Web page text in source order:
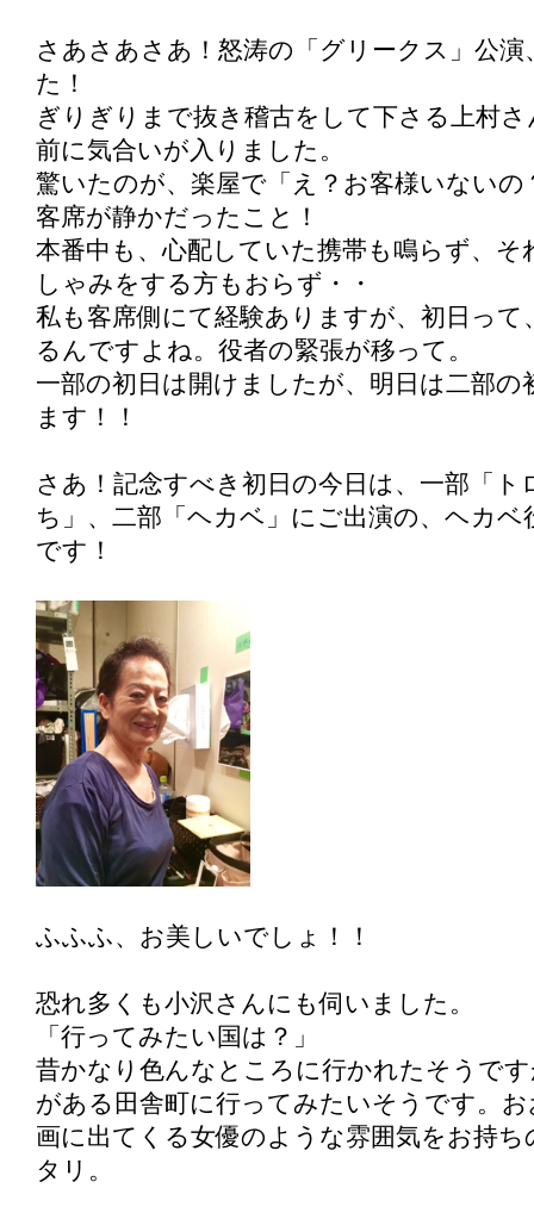
さあさあさあ！怒涛の「グリークス」公演
た！
ぎりぎりまで抜き稽古をして下さる上村
前に気合いが入りました。
驚いたのが、楽屋で「え？お客様いない
客席が静かだったこと！
本番中も、心配していた携帯も鳴らず、そ
しゃみをする方もおらず・・
私も客席側にて経験ありますが、初日って
るんですよね。役者の緊張が移って。
一部の初日は開けましたが、明日は二部の
ます！！
さあ！記念すべき初日の今日は、一部「ト
ち」、二部「ヘカベ」にご出演の、ヘカベ
です！
ふふふ、お美しいでしょ！！
恐れ多くも小沢さんにも伺いました。
「行ってみたい国は？」
昔かなり色んなところに行かれたそうで
がある田舎町に行ってみたいそうです。
画に出てくる女優のような雰囲気をお持
タリ。